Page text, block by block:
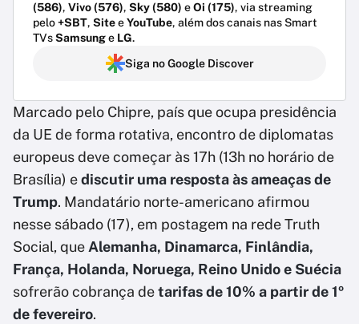
(586), Vivo (576), Sky (580) eOi (175), via streaming
pelo+SBT, SiteeYouTube, além dos canais nas Smart
TVsSamsunge LG.
Siga no Google Discover
Marcado pelo Chipre, país que ocupa presidência
da UE de forma rotativa, encontro de diplomatas
europeus deve começar às 17h (13h no horário de
Brasília) ediscutir uma resposta às ameaças de
Trump. Mandatário norte-americano afirmou
nesse sábado (17), em postagem na rede Truth
Social, queAlemanha, Dinamarca, Finlândia,
França, Holanda, Noruega, Reino Unido e Suécia
sofrerão cobrança detarifas de 10% a partir de 1º
de fevereiro.